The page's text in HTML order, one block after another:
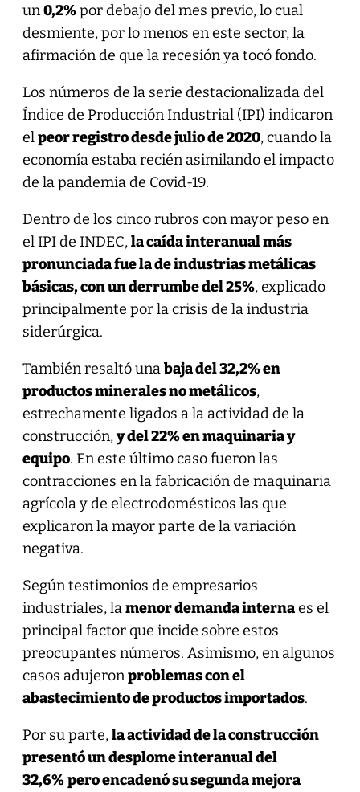
un0,2%por debajo del mes previo, lo cual
desmiente, por lo menos en este sector, la
afirmación de que la recesión ya tocó fondo.
Los números de la serie destacionalizada del
Índice de Producción Industrial (IPI) indicaron
elpeor registro desde julio de 2020, cuando la
economía estaba recién asimilando el impacto
de la pandemia de Covid-19.
Dentro de los cinco rubros con mayor peso en
el IPI de INDEC,la caída interanual más
pronunciada fue la de industrias metálicas
básicas, con un derrumbe del 25%, explicado
principalmente por la crisis de la industria
siderúrgica.
También resaltó unabaja del 32,2% en
productos minerales no metálicos,
estrechamente ligados a la actividad de la
construcción,y del 22% en maquinaria y
equipo. En este último caso fueron las
contracciones en la fabricación de maquinaria
agrícola y de electrodomésticos las que
explicaron la mayor parte de la variación
negativa.
Según testimonios de empresarios
industriales, lamenor demanda internaes el
principal factor que incide sobre estos
preocupantes números. Asimismo, en algunos
casos adujeronproblemas con el
abastecimiento de productos importados.
Por su parte,la actividad de la construcción
presentó un desplome interanual del
32,6% pero encadenó su segunda mejora